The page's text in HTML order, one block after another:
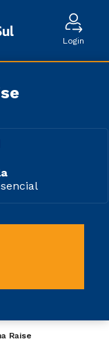
Login
Raise